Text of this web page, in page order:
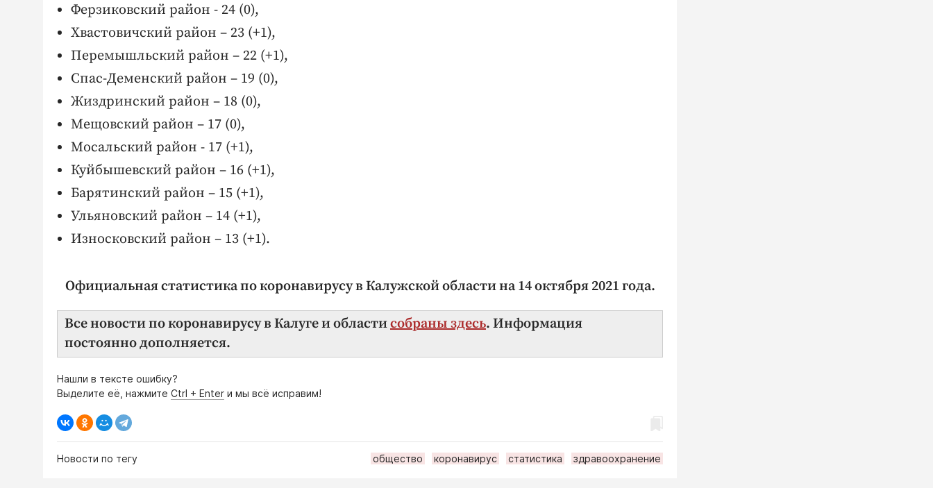
Ферзиковский район - 24 (0),
Хвастовичский район – 23 (+1),
Перемышльский район – 22 (+1),
Спас-Деменский район – 19 (0),
Жиздринский район – 18 (0),
Мещовский район – 17 (0),
Мосальский район - 17 (+1),
Куйбышевский район – 16 (+1),
Барятинский район – 15 (+1),
Ульяновский район – 14 (+1),
Износковский район – 13 (+1).
Официальная статистика по коронавирусу в Калужской области на 14 октября 2021года.
Все новости по коронавирусу в Калуге и областисобраны здесь. Информация
постоянно дополняется.
Нашли в тексте ошибку?
Выделите её, нажмите Ctrl + Enter и мы всё исправим!
Новости по тегу общество коронавирус статистика здравоохранение